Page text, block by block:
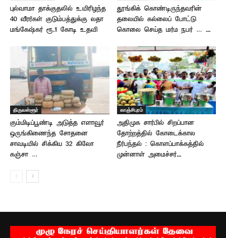
புல்வாமா தாக்குதலில் உயிரிழந்த
40 வீரர்கள் குடும்பத்துக்கு லதா
மங்கேஷ்கர் ரூ.1 கோடி உதவி
தூங்கிக் கொண்டிருந்தவரின்
தலையில் கல்லைப் போட்டு
கொலை செய்த மர்ம நபர் … ...
திருவள்ளூர்
கும்மிடிப்பூண்டி அடுத்த எளாவூர்
ஒருங்கிணைந்த சோதனை
சாவடியில் சிக்கிய 32 கிலோ
கஞ்சா …
காஞ்சிபுரம்
அதிமுக சார்பில் சிறப்பான
தோற்றத்தில் கோடைக்கால
நீர்பந்தல் : கொளப்பாக்கத்தில்
முன்னாள் அமைச்சர்...